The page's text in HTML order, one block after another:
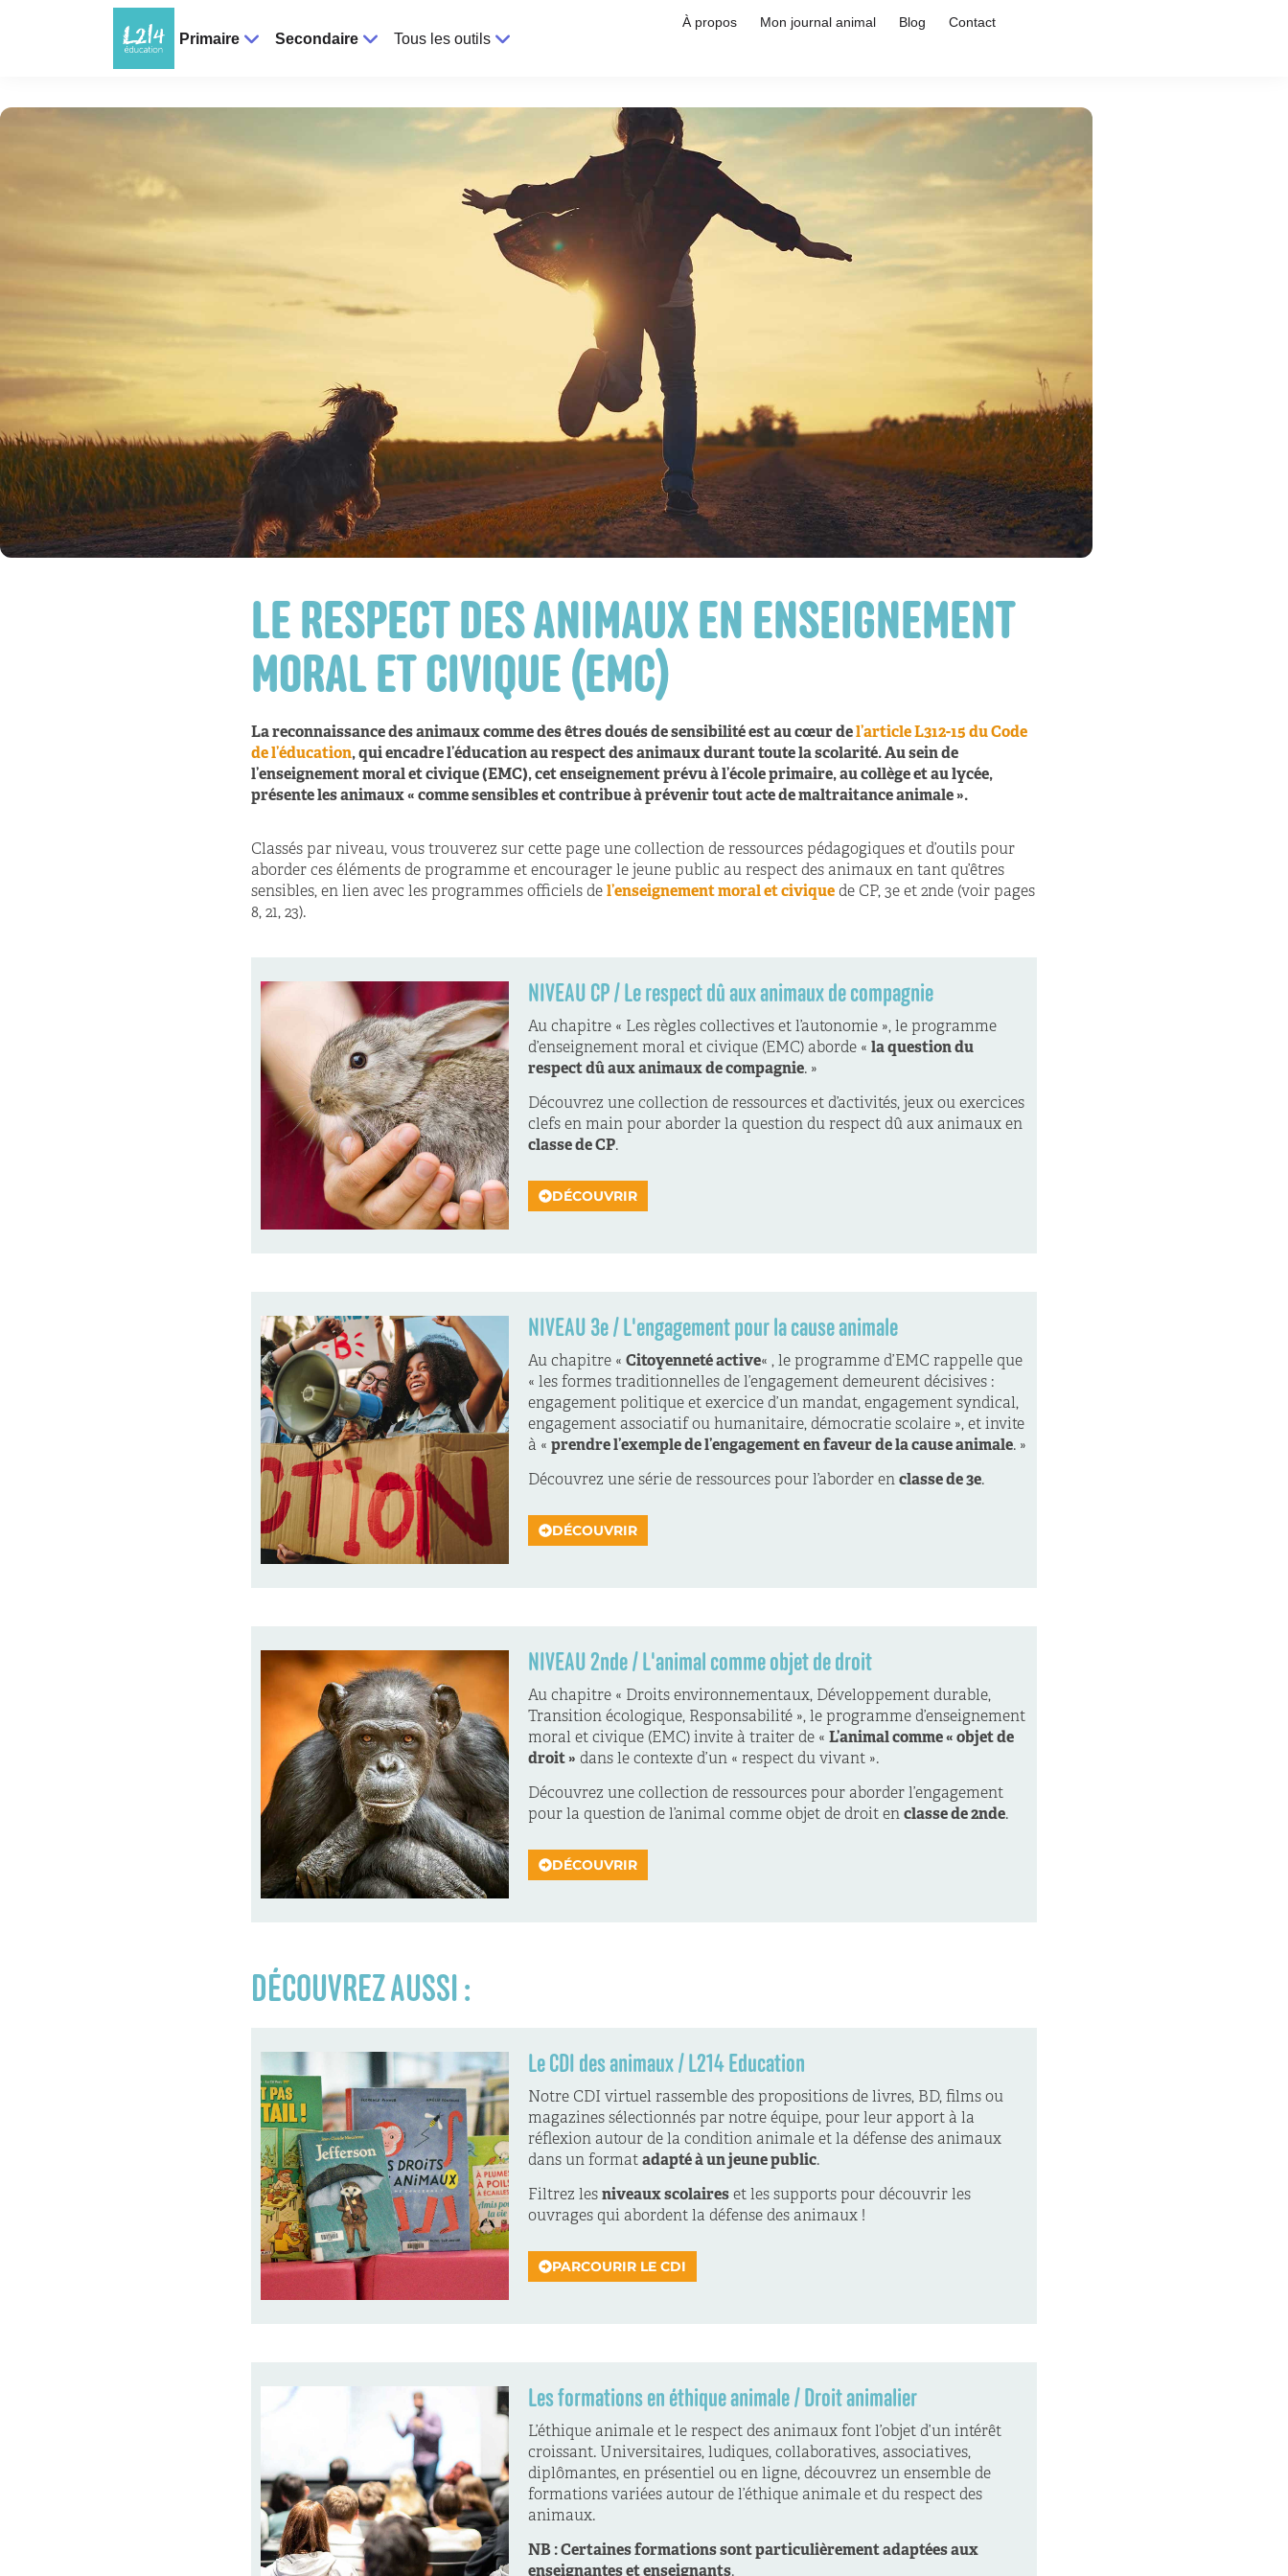
Primaire Secondaire Tous les outils
À propos Mon journal animal Blog Contact
LE RESPECT DES ANIMAUX EN ENSEIGNEMENT
MORAL ET CIVIQUE (EMC)
La reconnaissance des animaux comme des êtres doués de sensibilité est au cœur del’article L312-15 du Code
de l’éducation, qui encadre l’éducation au respect des animaux durant toute la scolarité. Au sein de
l’enseignement moral et civique (EMC), cet enseignement prévu à l’école primaire, au collège et au lycée,
présente les animaux « comme sensibles et contribue à prévenir tout acte de maltraitance animale ».
Classés par niveau, vous trouverez sur cette page une collection de ressources pédagogiques et d’outils pour
aborder ces éléments de programme et encourager le jeune public au respect des animaux en tant qu’êtres
sensibles, en lien avec les programmes officiels de l’enseignement moral et civique de CP, 3e et 2nde (voir pages
8, 21, 23).
NIVEAU CP / Le respect dû aux animaux de compagnie
Au chapitre « Les règles collectives et l’autonomie », le programme
d’enseignement moral et civique (EMC) aborde « la question du
respect dû aux animaux de compagnie. »
Découvrez une collection de ressources et d’activités, jeux ou exercices
clefs en main pour aborder la question du respect dû aux animaux en
classe de CP.
DÉCOUVRIR
NIVEAU 3e / L'engagement pour la cause animale
Au chapitre « Citoyenneté active« , le programme d’EMC rappelle que
« les formes traditionnelles de l’engagement demeurent décisives :
engagement politique et exercice d’un mandat, engagement syndical,
engagement associatif ou humanitaire, démocratie scolaire », et invite
à « prendre l’exemple de l’engagement en faveur de la cause animale. »
Découvrez une série de ressources pour l’aborder en classe de 3e.
DÉCOUVRIR
NIVEAU 2nde / L'animal comme objet de droit
Au chapitre « Droits environnementaux, Développement durable,
Transition écologique, Responsabilité », le programme d’enseignement
moral et civique (EMC) invite à traiter de « L’animal comme « objet de
droit » dans le contexte d’un « respect du vivant ».
Découvrez une collection de ressources pour aborder l’engagement
pour la question de l’animal comme objet de droit en classe de 2nde.
DÉCOUVRIR
DÉCOUVREZ AUSSI :
Le CDI des animaux / L214 Education
Notre CDI virtuel rassemble des propositions de livres, BD, films ou
magazines sélectionnés par notre équipe, pour leur apport à la
réflexion autour de la condition animale et la défense des animaux
dans un format adapté à un jeune public.
Filtrez les niveaux scolaireset les supports pour découvrir les
ouvrages qui abordent la défense des animaux !
PARCOURIR LE CDI
Les formations en éthique animale / Droit animalier
L’éthique animale et le respect des animaux font l’objet d’un intérêt
croissant. Universitaires, ludiques, collaboratives, associatives,
diplômantes, en présentiel ou en ligne, découvrez un ensemble de
formations variées autour de l’éthique animale et du respect des
animaux.
NB : Certaines formations sont particulièrement adaptées aux